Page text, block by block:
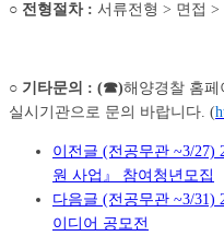
○ 전형절차 : 서류전형 > 면접 >
○ 기타문의 : (☎)해양경찰 홈페
실시기관으로 문의 바랍니다. (
이전글 (전공무관 ~3/27)
원 사업』 참여청년모집
다음글 (전공무관 ~3/31)
이디어 공모전